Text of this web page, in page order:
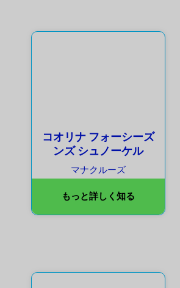
コオリナ フォーシーズ
ンズ シュノーケル
マナクルーズ
もっと詳しく知る